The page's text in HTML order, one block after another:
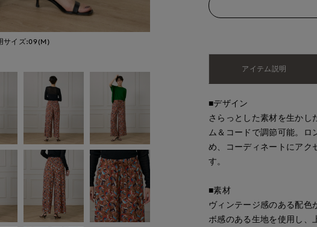
サイズ:09(M)
アイテム説明
■デザイン
さらっとした素材を生かし
ム＆コードで調節可能。
め、コーディネートにアク
す。
■素材
ヴィンテージ感のある配色
ボ感のある生地を使用し、